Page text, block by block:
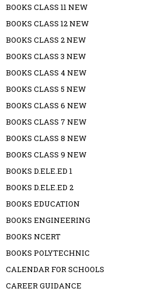
BOOKS CLASS 11 NEW
BOOKS CLASS 12 NEW
BOOKS CLASS 2 NEW
BOOKS CLASS 3 NEW
BOOKS CLASS 4 NEW
BOOKS CLASS 5 NEW
BOOKS CLASS 6 NEW
BOOKS CLASS 7 NEW
BOOKS CLASS 8 NEW
BOOKS CLASS 9 NEW
BOOKS D.ELE.ED 1
BOOKS D.ELE.ED 2
BOOKS EDUCATION
BOOKS ENGINEERING
BOOKS NCERT
BOOKS POLYTECHNIC
CALENDAR FOR SCHOOLS
CAREER GUIDANCE